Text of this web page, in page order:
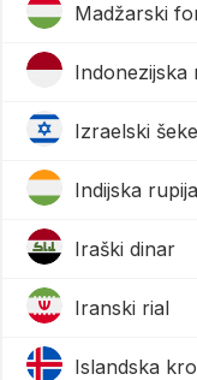
Madžarski
Indonezijska
Izraelski
Indijska rupija
Iraški dinar
Iranski rial
Islandska